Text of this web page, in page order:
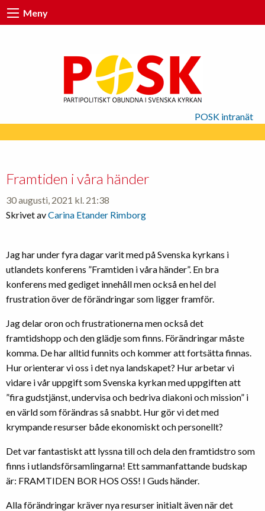
Meny
POSK intranät
Framtiden i våra händer
30 augusti, 2021 kl. 21:38
Skrivet avCarina Etander Rimborg
Jag har under fyra dagar varit med på Svenska kyrkans i
utlandets konferens ”Framtiden i våra händer”. En bra
konferens med gediget innehåll men också en hel del
frustration över de förändringar som ligger framför.
Jag delar oron och frustrationerna men också det
framtidshopp och den glädje som finns. Förändringar måste
komma. De har alltid funnits och kommer att fortsätta finnas.
Hur orienterar vi oss i det nya landskapet? Hur arbetar vi
vidare i vår uppgift som Svenska kyrkan med uppgiften att
”fira gudstjänst, undervisa och bedriva diakoni och mission” i
en värld som förändras så snabbt. Hur gör vi det med
krympande resurser både ekonomiskt och personellt?
Det var fantastiskt att lyssna till och dela den framtidstro som
finns i utlandsförsamlingarna! Ett sammanfattande budskap
är: FRAMTIDEN BOR HOS OSS! I Guds händer.
Alla förändringar kräver nya resurser initialt även när det